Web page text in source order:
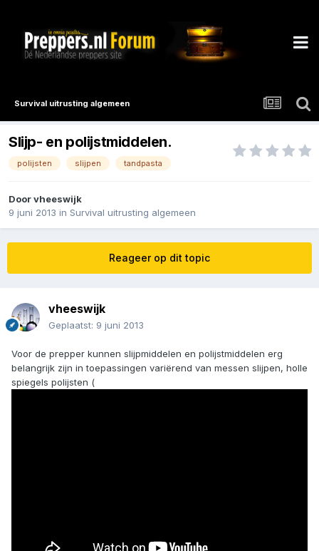
Survival uitrusting algemeen
Slijp- en polijstmiddelen.
polijsten slijpen tandpasta
Doorvheeswijk
9 juni 2013 in Survival uitrusting algemeen
Reageer op dit topic
vheeswijk
Geplaatst: 9 juni 2013
Voor de prepper kunnen slijpmiddelen en polijstmiddelen erg
belangrijk zijn in toepassingen variërend van messen slijpen, holle
spiegels polijsten (